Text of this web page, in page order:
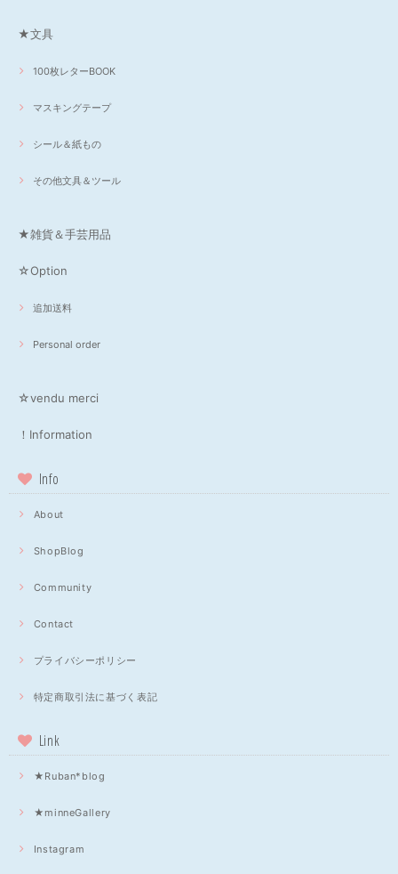
★文具
100枚レターBOOK
マスキングテープ
シール＆紙もの
その他文具＆ツール
★雑貨＆手芸用品
☆Option
追加送料
Personal order
☆vendu merci
！Information
Info
About
ShopBlog
Community
Contact
プライバシーポリシー
特定商取引法に基づく表記
Link
★Ruban*blog
★minneGallery
Instagram